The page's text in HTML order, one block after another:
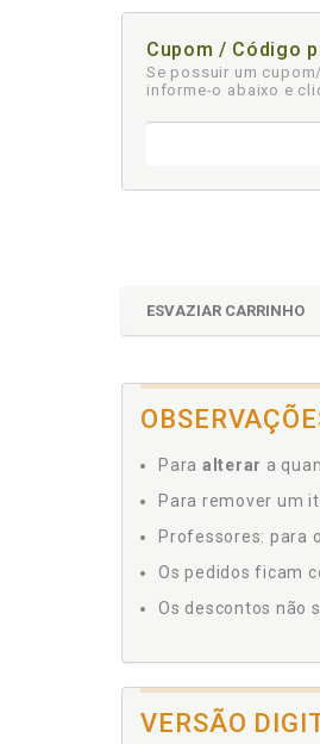
Cupom / Código
Se possuir um
informe-o abaixo e
ESVAZIAR CARRINHO
Para alterar a
Para remover um
Professores: para
Os pedidos ficam
Os descontos não
VERSÃO